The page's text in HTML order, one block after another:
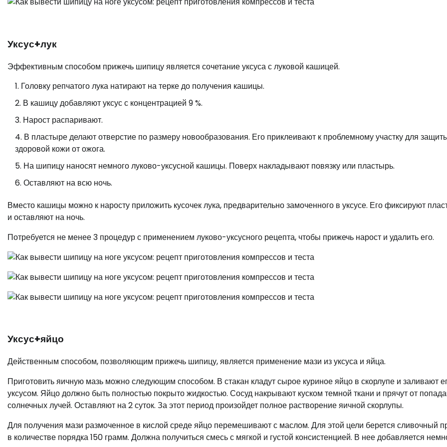
Уксус+лук
Эффективным способом прижечь шипицу является сочетание уксуса с луковой кашицей.
Головку репчатого лука натирают на терке до получения кашицы.
В кашицу добавляют уксус с концентрацией 9 %.
Нарост распаривают.
В пластыре делают отверстие по размеру новообразования. Его приклеивают к проблемному участку для
здоровой кожи от ожога.
На шипицу наносят немного луково-уксусной кашицы. Поверх накладывают повязку или пластырь.
Оставляют на всю ночь.
Вместо кашицы можно к наросту приложить кусочек лука, предварительно замоченного в уксусе. Его фиксируют
и оставляют на ночь.
Потребуется не менее 3 процедур с применением луково-уксусного рецепта, чтобы прижечь нарост и удалить его.
Уксус+яйцо
Действенным способом, позволяющим прижечь шипицу, является применение мази из уксуса и яйца.
Приготовить яичную мазь можно следующим способом. В стакан кладут сырое куриное яйцо в скорлупе и заливают
уксусом. Яйцо должно быть полностью покрыто жидкостью. Сосуд накрывают куском темной ткани и прячут от
солнечных лучей. Оставляют на 2 суток. За этот период произойдет полное растворение яичной скорлупы.
Для получения мази размоченное в кислой среде яйцо перемешивают с маслом. Для этой цели берется сливочный
в количестве порядка 150 грамм. Должна получиться смесь с мягкой и густой консистенцией. В нее добавляется